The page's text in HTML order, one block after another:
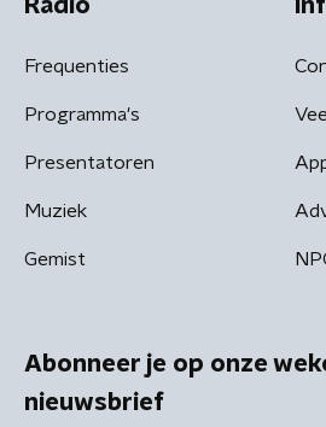
Radio
Frequenties
Programma's
Presentatoren
Muziek
Gemist
Abonneer je op onze
nieuwsbrief